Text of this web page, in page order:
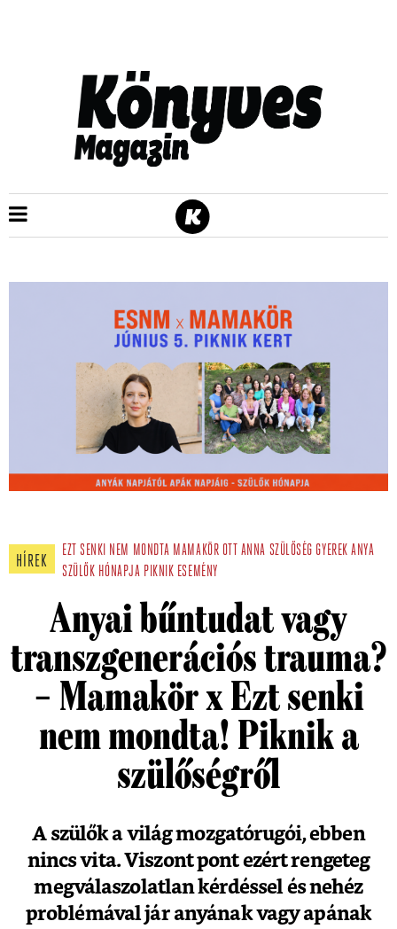
HÍREK
EZT SENKI NEM MONDTA MAMAKÖR OTT ANNA SZÜLŐSÉG GYEREK ANYA
SZÜLŐK HÓNAPJA PIKNIK ESEMÉNY
Anyai bűntudat vagy
transzgenerációs trauma?
– Mamakör x Ezt senki
nem mondta! Piknik a
szülőségről
A szülők a világ mozgatórugói, ebben
nincs vita. Viszont pont ezért rengeteg
megválaszolatlan kérdéssel és nehéz
problémával jár anyának vagy apának